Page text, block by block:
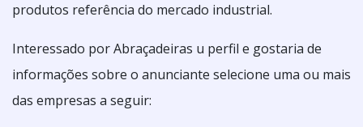
produtos referência do mercado industrial.
Interessado por Abraçadeiras u perfil e gostaria de
informações sobre o anunciante selecione uma ou mais
das empresas a seguir: